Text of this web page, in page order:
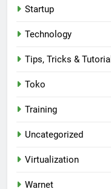
Startup
Technology
Tips, Tricks & Tutorial
Toko
Training
Uncategorized
Virtualization
Warnet